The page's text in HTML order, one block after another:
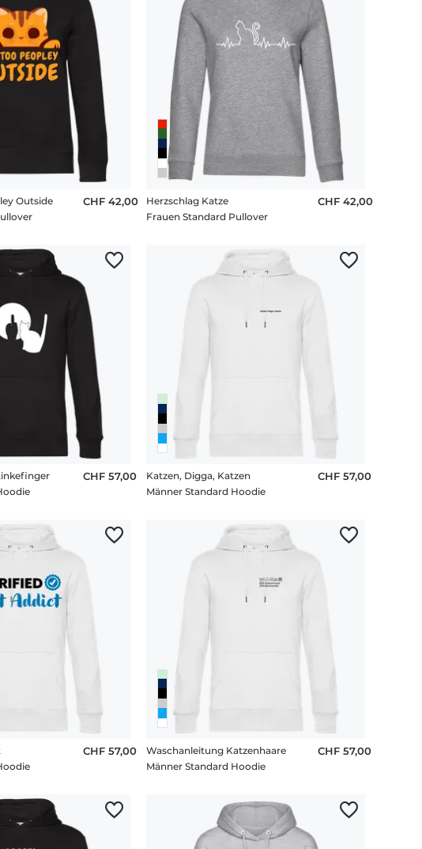
Outside
CHF 42,00
Herzschlag Katze
Frauen Standard Pullover
CHF 42,00
CHF 57,00
Katzen, Digga, Katzen
Männer Standard Hoodie
CHF 57,00
CHF 57,00
Waschanleitung Katzenhaare
Männer Standard Hoodie
CHF 57,00